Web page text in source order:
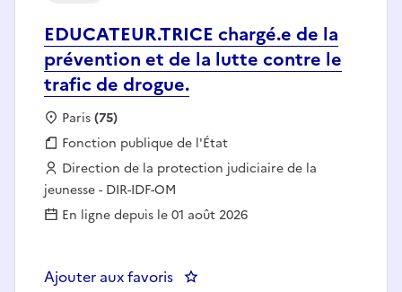
EDUCATEUR.TRICE chargé.e de la
prévention et de la lutte contre le
trafic de drogue.
Localisation :
Paris(75)
Fonction publique :
Fonction publique de l'État
Employeur :
Direction de la protection judiciaire de la
jeunesse - DIR-IDF-OM
En ligne depuis le 01 août 2026
Ajouter aux favoris : EDUCATEUR.TRICE